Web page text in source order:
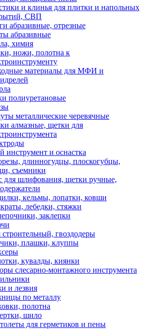
и клинья для плитки и напольных
СВП
абразивные, отрезные
абразивные
химия
ножи, полотна к
материалы для МФИ и
полиуретановые
металлические черевячные
алмазные, щетки для
инструмент и оснастка
длинногудцы, плоскогубцы,
съемники
для шлифования, щетки ручные,
кельмы, лопатки, ковши
лебедки, стяжки
заклепки
гвоздодеры
плашки, клуппы
кувалды, киянки
слесарно-монтажного инструмента
и лезвия
по металлу
полотна
шило
для герметиков и пены